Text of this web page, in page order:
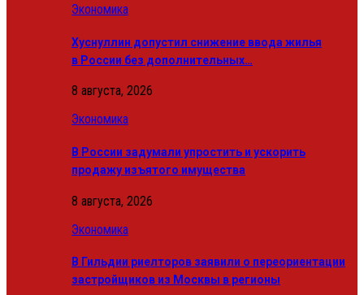
Экономика
Хуснуллин допустил снижение ввода жилья
в России без дополнительных…
8 августа, 2026
Экономика
В России задумали упростить и ускорить
продажу изъятого имущества
8 августа, 2026
Экономика
В Гильдии риелторов заявили о переориентации
застройщиков из Москвы в регионы